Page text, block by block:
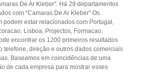
De Ar Kleber". Há 29 departamentos
com "Camaras De Ar Kleber".Os
podem estar relacionados com Portugal,
Lisboa, Projectos, Formacao,
encontrar os 1200 primeiros resultados
telefone, direção e outros dados comerciais
Baseamos em coincidências de uma
de cada empresa para mostrar esses